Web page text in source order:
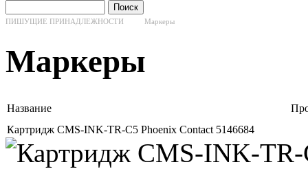
ПИШУЩИЕ ПРИНАДЛЕЖНОСТИ Маркеры
Маркеры
Название
Картридж CMS-INK-TR-C5 Phoenix Contact 5146684